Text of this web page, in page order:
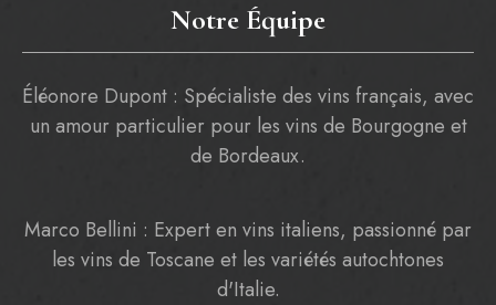
Notre Équipe
Éléonore Dupont : Spécialiste des vins français, avec
un amour particulier pour les vins de Bourgogne et
de Bordeaux.
Marco Bellini : Expert en vins italiens, passionné par
les vins de Toscane et les variétés autochtones
d'Italie.